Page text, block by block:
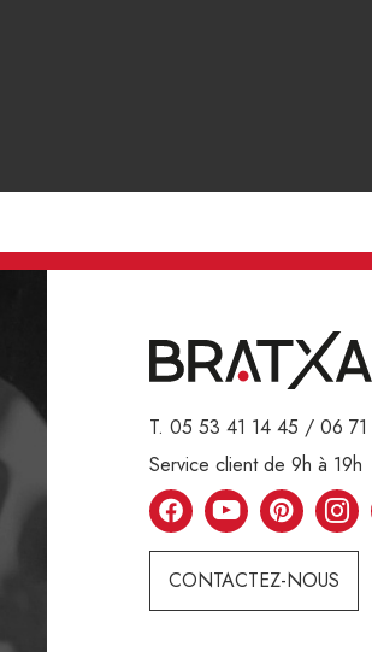
T. 05 53 41 14 45 / 06 71
Service client de 9h à 19h
CONTACTEZ-NOUS